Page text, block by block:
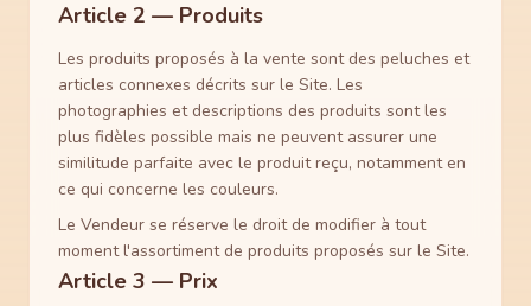
Article 2 — Produits
Les produits proposés à la vente sont des peluches et
articles connexes décrits sur le Site. Les
photographies et descriptions des produits sont les
plus fidèles possible mais ne peuvent assurer une
similitude parfaite avec le produit reçu, notamment en
ce qui concerne les couleurs.
Le Vendeur se réserve le droit de modifier à tout
moment l'assortiment de produits proposés sur le Site.
Article 3 — Prix